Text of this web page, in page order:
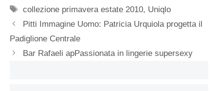
Tag
collezione primavera estate 2010, Uniqlo
Pitti Immagine Uomo: Patricia Urquiola progetta il
Padiglione Centrale
Bar Rafaeli apPassionata in lingerie supersexy